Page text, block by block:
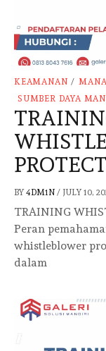
KEAMANAN /
SUMBER DAYA
BY 4DM1N / JULY 10,
TRAINING
Peran
whistleblower
dalam